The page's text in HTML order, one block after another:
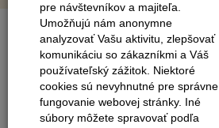
Značka
Effector
Podlahové profily
pre návštevníkov a majiteľa.
Umožňujú nám anonymne
analyzovať Vašu aktivitu, zlepšovať
komunikáciu so zákazníkmi a Váš
používateľský zážitok. Niektoré
cookies sú nevyhnutné pre správne
fungovanie webovej stránky. Iné
súbory môžete spravovať podľa